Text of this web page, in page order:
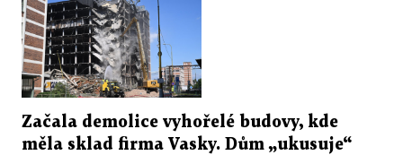
Začala demolice vyhořelé budovy, kde
měla sklad firma Vasky. Dům „ukusuje“